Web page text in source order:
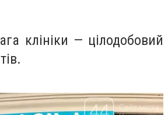
клініки — цілодобовий